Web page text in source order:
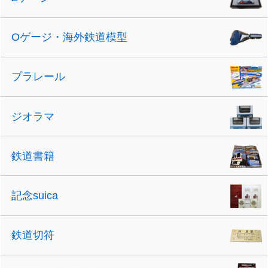
Oゲージ・海外鉄道模型
プラレール
ジオラマ
鉄道書籍
記念suica
鉄道切符